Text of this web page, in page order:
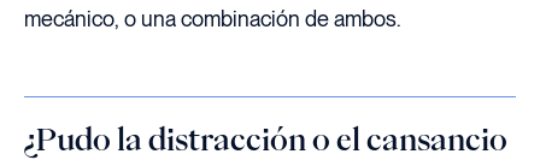
mecánico, o una combinación de ambos.
¿Pudo la distracción o el cansancio